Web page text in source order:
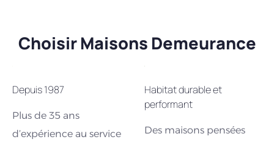
Choisir Maisons Demeurance
Depuis 1987
Plus de 35 ans
d’expérience au service
Habitat durable et
performant
Des maisons pensées